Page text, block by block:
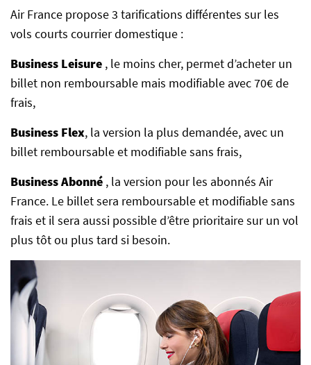
Air France propose 3 tarifications différentes sur les
vols courts courrier domestique :
Business Leisure , le moins cher, permet d’acheter un
billet non remboursable mais modifiable avec 70€ de
frais,
Business Flex, la version la plus demandée, avec un
billet remboursable et modifiable sans frais,
Business Abonné , la version pour les abonnés Air
France. Le billet sera remboursable et modifiable sans
frais et il sera aussi possible d’être prioritaire sur un vol
plus tôt ou plus tard si besoin.